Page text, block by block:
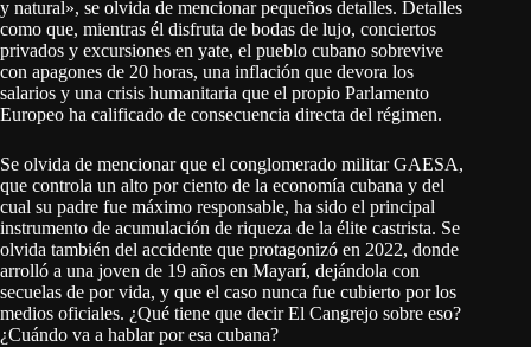
y natural», se olvida de mencionar pequeños detalles. Detalles
como que, mientras él disfruta de bodas de lujo, conciertos
privados y excursiones en yate, el pueblo cubano sobrevive
con apagones de 20 horas, una inflación que devora los
salarios y una crisis humanitaria que el propio Parlamento
Europeo ha calificado de consecuencia directa del régimen.
Se olvida de mencionar que el conglomerado militar GAESA,
que controla un alto por ciento de la economía cubana y del
cual su padre fue máximo responsable, ha sido el principal
instrumento de acumulación de riqueza de la élite castrista. Se
olvida también del accidente que protagonizó en 2022, donde
arrolló a una joven de 19 años en Mayarí, dejándola con
secuelas de por vida, y que el caso nunca fue cubierto por los
medios oficiales. ¿Qué tiene que decir El Cangrejo sobre eso?
¿Cuándo va a hablar por esa cubana?